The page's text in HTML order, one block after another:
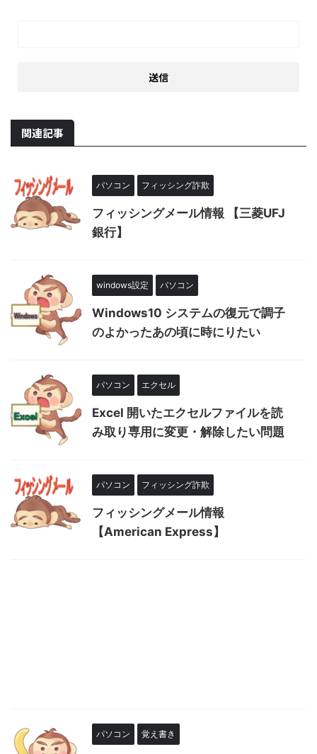
関連記事
パソコン フィッシング詐欺
フィッシングメール情報 【三菱UFJ
銀行】
windows設定 パソコン
Windows10 システムの復元で調子
のよかったあの頃に時にりたい
パソコン エクセル
Excel 開いたエクセルファイルを読
み取り専用に変更・解除したい問題
パソコン フィッシング詐欺
フィッシングメール情報
【American Express】
パソコン 覚え書き